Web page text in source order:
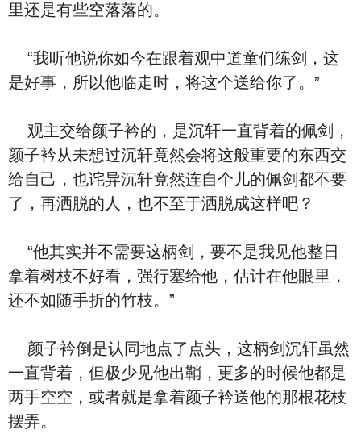
里还是有些空落落的。
“我听他说你如今在跟着观中道童们练剑，这
是好事，所以他临走时，将这个送给你了。”
观主交给颜子衿的，是沉轩一直背着的佩剑，
颜子衿从未想过沉轩竟然会将这般重要的东西交
给自己，也诧异沉轩竟然连自个儿的佩剑都不要
了，再洒脱的人，也不至于洒脱成这样吧？
“他其实并不需要这柄剑，要不是我见他整日
拿着树枝不好看，强行塞给他，估计在他眼里，
还不如随手折的竹枝。”
颜子衿倒是认同地点了点头，这柄剑沉轩虽然
一直背着，但极少见他出鞘，更多的时候他都是
两手空空，或者就是拿着颜子衿送他的那根花枝
摆弄。